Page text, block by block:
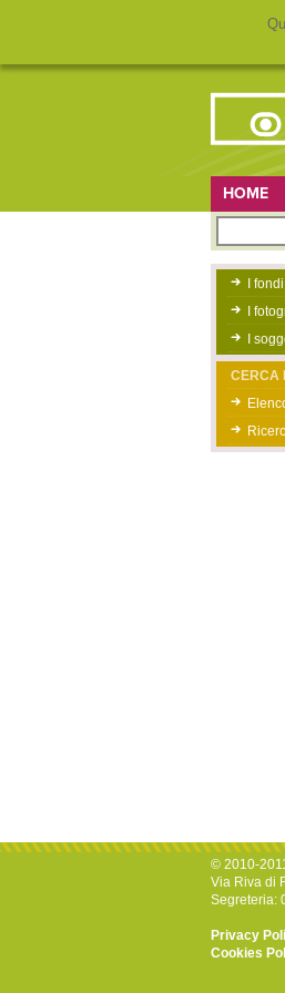
HOME
I fondi
I
I
CERCA
© 2010-
Via Riva di
Segreteria:
Privacy
Cookies